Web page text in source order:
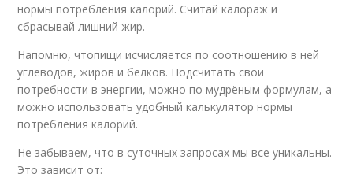
нормы потребления калорий. Считай калораж и
сбрасывай лишний жир.
Напомню, чтопищи исчисляется по соотношению в ней
углеводов, жиров и белков. Подсчитать свои
потребности в энергии, можно по мудрёным формулам, а
можно использовать удобный калькулятор нормы
потребления калорий.
Не забываем, что в суточных запросах мы все уникальны.
Это зависит от: